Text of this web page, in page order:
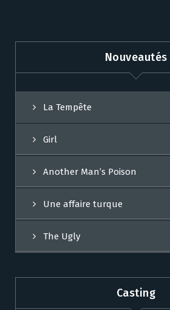
Nouveautés
La Tempête
Girl
Another Man’s Poison
Une affaire turque
The Ugly
Casting